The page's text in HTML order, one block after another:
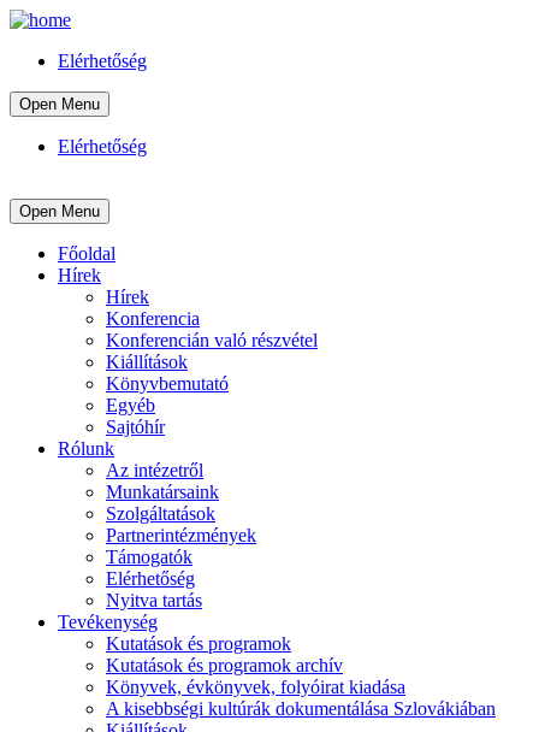
Elérhetőség
Open Menu
Elérhetőség
Open Menu
Főoldal
Hírek
Hírek
Konferencia
Konferencián való részvétel
Kiállítások
Könyvbemutató
Egyéb
Sajtóhír
Rólunk
Az intézetről
Munkatársaink
Szolgáltatások
Partnerintézmények
Támogatók
Elérhetőség
Nyitva tartás
Tevékenység
Kutatások és programok
Kutatások és programok archív
Könyvek, évkönyvek, folyóirat kiadása
A kisebbségi kultúrák dokumentálása Szlovákiában